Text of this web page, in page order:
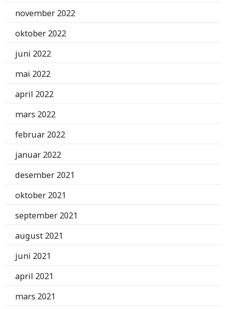
november 2022
oktober 2022
juni 2022
mai 2022
april 2022
mars 2022
februar 2022
januar 2022
desember 2021
oktober 2021
september 2021
august 2021
juni 2021
april 2021
mars 2021